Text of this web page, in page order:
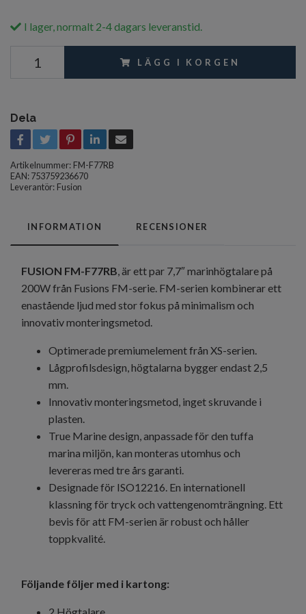
I lager, normalt 2-4 dagars leveranstid.
LÄGG I KORGEN
Dela
Artikelnummer: FM-F77RB
EAN: 753759236670
Leverantör: Fusion
INFORMATION RECENSIONER
FUSION FM-F77RB , är ett par 7,7″ marinhögtalare på
200W från Fusions FM-serie. FM-serien kombinerar ett
enastående ljud med stor fokus på minimalism och
innovativ monteringsmetod.
Optimerade premiumelement från XS-serien.
Lågprofilsdesign, högtalarna bygger endast 2,5
mm.
Innovativ monteringsmetod, inget skruvande i
plasten.
True Marine design, anpassade för den tuffa
marina miljön, kan monteras utomhus och
levereras med tre års garanti.
Designade för ISO12216. En internationell
klassning för tryck och vattengenomträngning. Ett
bevis för att FM-serien är robust och håller
toppkvalité.
Följande följer med i kartong:
2 Högtalare